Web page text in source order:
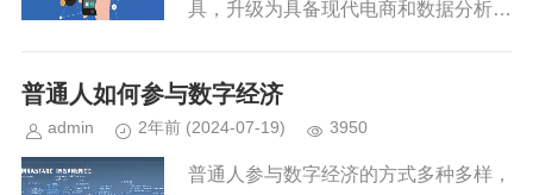
具，升级为具备现代电商和数据分析能
客的购物体验，还帮助商家更有效地管
普通人如何参与数字经济
admin 2年前 (2024-07-19) 3950
普通人参与数字经济的方式多种多样，